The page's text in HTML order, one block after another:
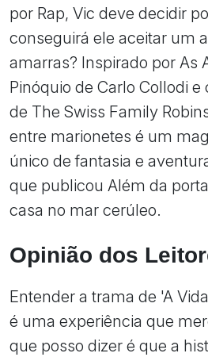
por Rap, Vic deve decidir
conseguirá ele aceitar um
amarras? Inspirado por As
Pinóquio de Carlo Collodi
de The Swiss Family
entre marionetes é um
único de fantasia e
que publicou Além da
casa no mar cerúleo.
Opinião dos
Entender a trama de 'A
é uma experiência que
que posso dizer é que a